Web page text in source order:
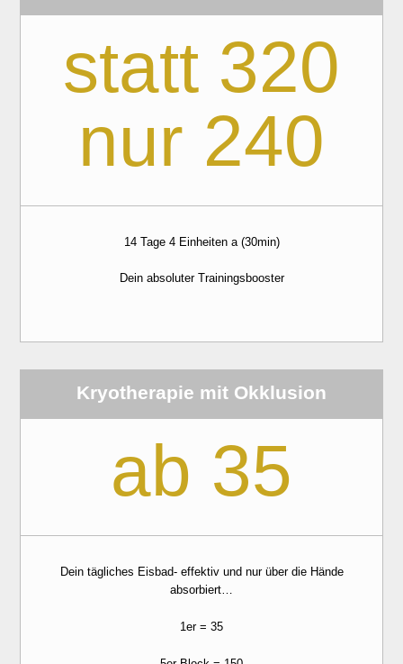
statt 320
nur 240
14 Tage 4 Einheiten a (30min)
Dein absoluter Trainingsbooster
Kryotherapie mit Okklusion
ab 35
Dein tägliches Eisbad- effektiv und nur über die Hände
absorbiert…
1er = 35